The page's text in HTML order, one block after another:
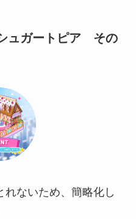
ュガートピア その
ないため、簡略化し